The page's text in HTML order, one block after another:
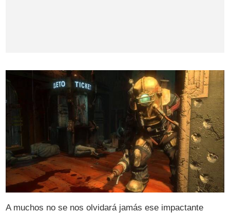
A muchos no se nos olvidará jamás ese impactante